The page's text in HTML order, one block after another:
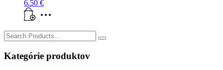
6.50 €
Search
for:
Kategórie produktov